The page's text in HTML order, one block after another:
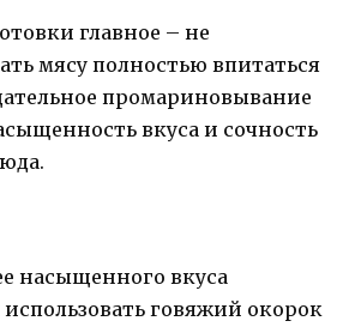
главное – не
мясу полностью впитаться
промариновывание
вкуса и сочность
насыщенного вкуса
говяжий окорок